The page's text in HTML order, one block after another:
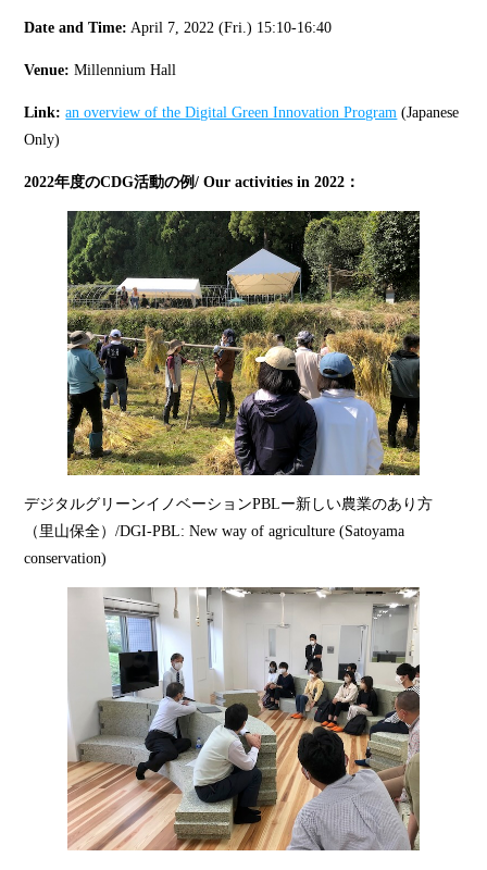
Date and Time: April 7, 2022 (Fri.) 15:10-16:40
Venue: Millennium Hall
Link: an overview of the Digital Green Innovation Program (Japanese
Only)
2022年度のCDG活動の例/ Our activities in 2022：
デジタルグリーンイノベーションPBLー新しい農業のあり方
（里山保全）/DGI-PBL: New way of agriculture (Satoyama
conservation)